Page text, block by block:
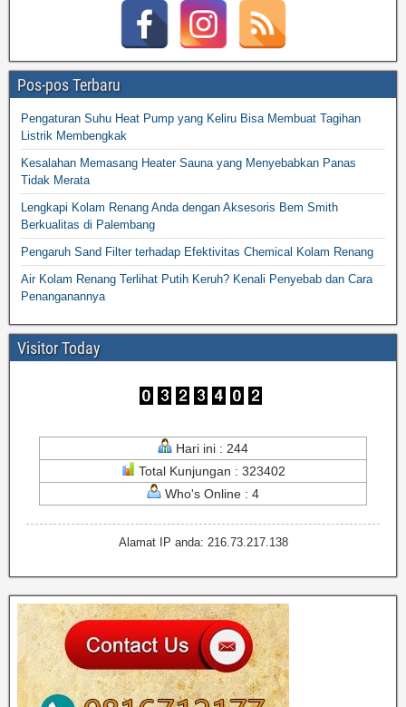
Pos-pos Terbaru
Pengaturan Suhu Heat Pump yang Keliru Bisa Membuat Tagihan
Listrik Membengkak
Kesalahan Memasang Heater Sauna yang Menyebabkan Panas
Tidak Merata
Lengkapi Kolam Renang Anda dengan Aksesoris Bem Smith
Berkualitas di Palembang
Pengaruh Sand Filter terhadap Efektivitas Chemical Kolam Renang
Air Kolam Renang Terlihat Putih Keruh? Kenali Penyebab dan Cara
Penanganannya
Visitor Today
Hari ini : 244
Total Kunjungan : 323402
Who's Online : 4
Alamat IP anda: 216.73.217.138